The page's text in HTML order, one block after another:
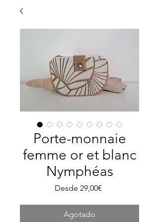
Porte-monnaie
femme or et blanc
Nymphéas
Desde 29,00€
oferta
Agotado